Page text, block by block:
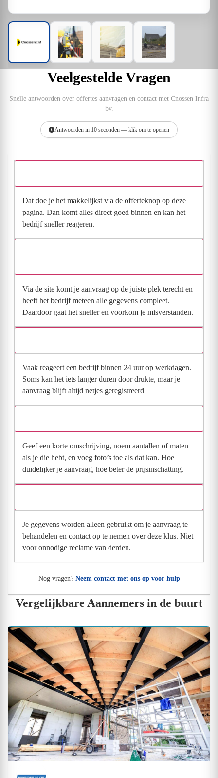
Veelgestelde Vragen
Snelle antwoorden over offertes aanvragen en contact met Cnossen Infra
bv.
Antwoorden in 10 seconden — klik om te openen
Dat doe je het makkelijkst via de offerteknop op deze
pagina. Dan komt alles direct goed binnen en kan het
bedrijf sneller reageren.
Via de site komt je aanvraag op de juiste plek terecht en
heeft het bedrijf meteen alle gegevens compleet.
Daardoor gaat het sneller en voorkom je misverstanden.
Vaak reageert een bedrijf binnen 24 uur op werkdagen.
Soms kan het iets langer duren door drukte, maar je
aanvraag blijft altijd netjes geregistreerd.
Geef een korte omschrijving, noem aantallen of maten
als je die hebt, en voeg foto’s toe als dat kan. Hoe
duidelijker je aanvraag, hoe beter de prijsinschatting.
Je gegevens worden alleen gebruikt om je aanvraag te
behandelen en contact op te nemen over deze klus. Niet
voor onnodige reclame van derden.
Nog vragen? Neem contact met ons op voor hulp
Vergelijkbare Aannemers in de buurt